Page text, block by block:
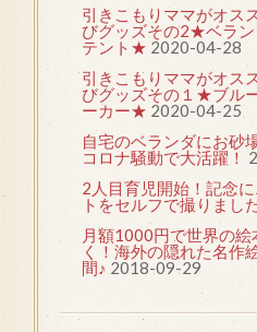
引きこもりママがオス
びグッズその2★ベラ
テント★ 2020-04-28
引きこもりママがオス
びグッズその１★ブル
ーカー★ 2020-04-25
自宅のベランダにお砂
コロナ騒動で大活躍！
2人目育児開始！記念
トをセルフで撮りまし
月額1000円で世界の
く！海外の隠れた名作
間♪ 2018-09-29